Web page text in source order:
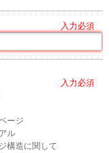
ージ
ル
構造に関して